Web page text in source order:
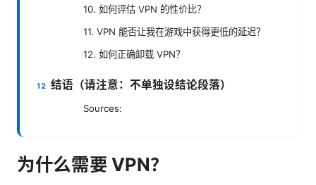
10. 如何评估 VPN 的性价比？
11. VPN 能否让我在游戏中获得更低的延迟？
12. 如何正确卸载 VPN？
结语（请注意：不单独设结论段落）
Sources:
为什么需要 VPN？